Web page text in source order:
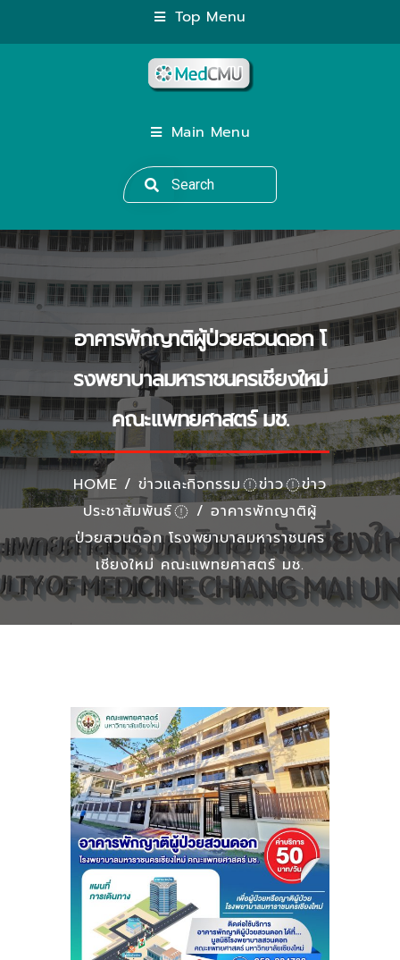
Top Menu
Main Menu
อาคารพักญาติผู้ป่วยสวนดอก โ
รงพยาบาลมหาราชนครเชียงใหม่
คณะแพทยศาสตร์ มช.
HOME / ข่าวและกิจกรรม ข่าว
ข่าว
ประชาสัมพันธ์
/ อาคารพักญาติผู้
ป่วยสวนดอก โรงพยาบาลมหาราชนคร
เชียงใหม่ คณะแพทยศาสตร์ มช.